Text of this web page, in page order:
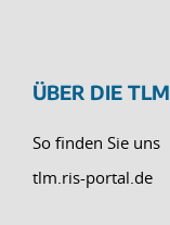
ÜBER DIE TLM
So finden Sie uns
tlm.ris-portal.de